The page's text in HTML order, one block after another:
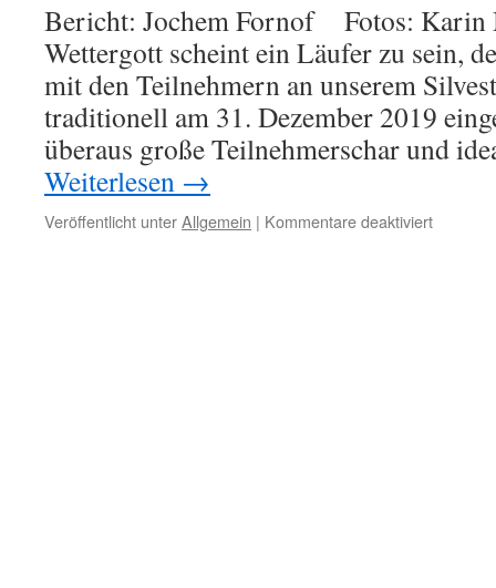
Bericht: Jochem Fornof Fotos: Karin
Wettergott scheint ein Läufer zu sein,
mit den Teilnehmern an unserem
traditionell am 31. Dezember 2019
überaus große Teilnehmerschar und
Weiterlesen →
Veröffentlicht unterAllgemein | Kommentare deaktiviertfür